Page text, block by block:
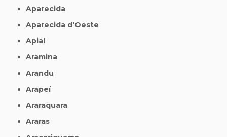
Aparecida
Aparecida d'Oeste
Apiaí
Aramina
Arandu
Arapeí
Araraquara
Araras